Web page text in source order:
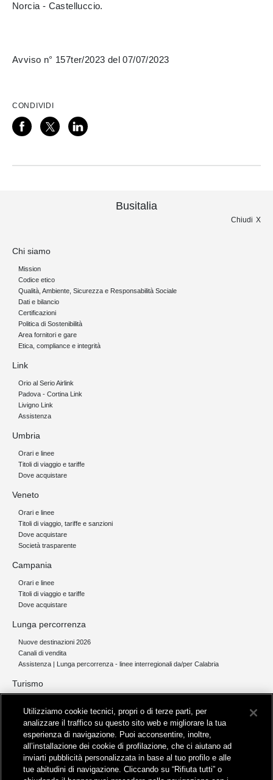
Norcia - Castelluccio.
Avviso n° 157ter/2023 del 07/07/2023
CONDIVIDI
Busitalia
Chiudi
Chi siamo
Mission
Codice etico
Qualità, Ambiente, Sicurezza e Responsabilità Sociale
Dati e bilancio
Certificazioni
Politica di Sostenibilità
Area fornitori e gare
Etica, compliance e integrità
Link
Orio al Serio Airlink
Padova - Cortina Link
Livigno Link
Assistenza
Umbria
Orari e linee
Titoli di viaggio e tariffe
Dove acquistare
Veneto
Orari e linee
Titoli di viaggio, tariffe e sanzioni
Dove acquistare
Società trasparente
Campania
Orari e linee
Titoli di viaggio e tariffe
Dove acquistare
Lunga percorrenza
Nuove destinazioni 2026
Canali di vendita
Assistenza | Lunga percorrenza - linee interregionali da/per Calabria
Turismo
Servizi per aeroporti
Servizi di noleggio con conducente
Servizio di navigazione sul Lago Trasimeno
News e comunicati stampa
Comunicati stampa
Utilizziamo cookie tecnici, propri o di terze parti, per
analizzare il traffico su questo sito web e migliorare la tua
esperienza di navigazione. Puoi acconsentire, inoltre,
all’installazione dei cookie di profilazione, che ci aiutano ad
inviarti pubblicità personalizzata in base al tuo profilo e alle
tue abitudini di navigazione. Cliccando su “Rifiuta tutti” o